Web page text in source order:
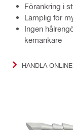
Förankring i
Lämplig för
Ingen
kemankare
HANDLA ONLINE